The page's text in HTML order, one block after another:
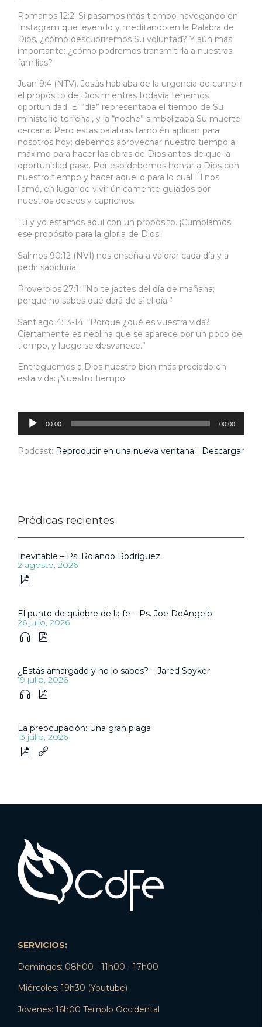
Romanos 12:2. Si pasamos más tiempo navegando en
Instagram que leyendo y meditando en la Palabra de
Dios, ¿cómo descubriremos Su voluntad? Y aún más
importante: ¿cómo podremos transmitirla a nuestras
familias?
Juan 9:4 (NTV). Jesús hablaba de la urgencia de cumplir
el propósito de Dios mientras todavía tenemos
oportunidad. El “día” representaba el tiempo de Su
ministerio terrenal, y la “noche” simbolizaba Su muerte
cercana. Pero estas palabras también aplican para
nosotros hoy: debemos aprovechar nuestro tiempo al
máximo para hacer las obras de Dios antes de que la
oportunidad pase. Por eso debemos honrar a Dios con
nuestro tiempo y hacer aquello para lo cual Él nos
llamó, en lugar de vivir únicamente guiados por
nuestros deseos y caprichos.
Tú y yo estamos aquí con un propósito. ¡Cumplamos
ese propósito para la gloria de Dios!
Salmos 90:12 (NVI) nos enseña a valorar cada día y a
pedir sabiduría.
Proverbios 27:1: “No te jactes del día de mañana;
porque no sabes qué dará de sí el día.”
Santiago 4:13-14: “Porque ¿qué es vuestra vida?
Ciertamente es neblina que se aparece por un poco de
tiempo, y luego se desvanece.”
Entreguemos a Dios nuestro bien más preciado en
esta vida: ¡Nuestro tiempo!
Reproductor
audio 00:00 00:00
Podcast: Reproducir en una nueva ventana | Descargar
Prédicas recientes
Inevitable – Ps. Rolando Rodríguez
2 agosto, 2026

El punto de quiebre de la fe – Ps. Joe DeAngelo
26 julio, 2026
 
¿Estás amargado y no lo sabes? – Jared Spyker
19 julio, 2026
 
La preocupación: Una gran plaga
13 julio, 2026
 
SERVICIOS:
Domingos: 08h00 - 11h00 - 17h00
Miércoles: 19h30 (Youtube)
Jóvenes: 16h00 Templo Occidental